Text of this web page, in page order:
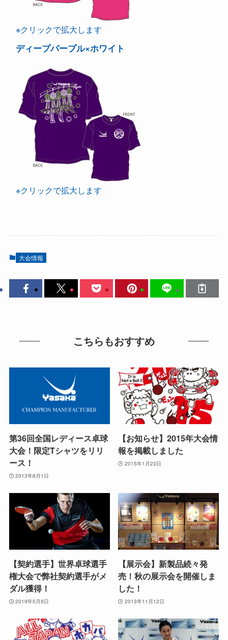
※クリックで拡大します
ディープパープル×ホワイト
※クリックで拡大します
大会情報
こちらもおすすめ
第36回全国レディース卓球
大会！限定Tシャツをリリ
ース！
2013年8月1日
【お知らせ】2015年大会情
報を掲載しました
2015年1月23日
【契約選手】世界卓球選手
権大会で弊社契約選手がメ
ダル獲得！
2019年5月8日
【展示会】新製品続々発
売！秋の展示会を開催しま
した！
2013年11月12日